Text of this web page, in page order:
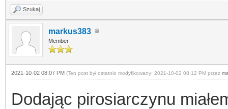
Szukaj
markus383
Member
2021-10-02 08:07 PM (Ten post był ostatnio modyfikowany: 2021-10-02 08:12 PM przez
Dodając pirosiarczynu